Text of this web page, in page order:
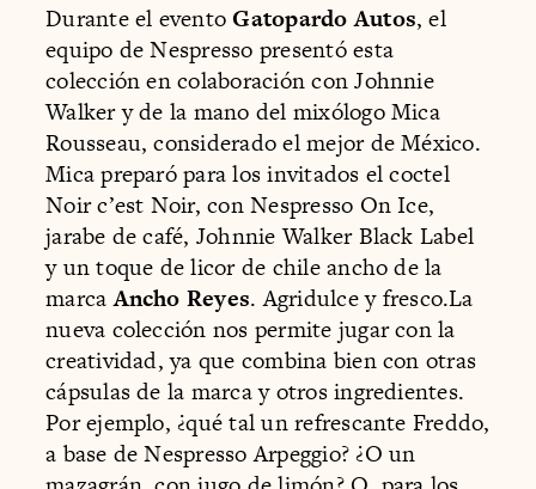
Durante el eventoGatopardo Autos, el
equipo de Nespresso presentó esta
colección en colaboración con Johnnie
Walker y de la mano del mixólogo Mica
Rousseau, considerado el mejor de México.
Mica preparó para los invitados el coctel
Noir c’est Noir, con Nespresso On Ice,
jarabe de café, Johnnie Walker Black Label
y un toque de licor de chile ancho de la
marcaAncho Reyes. Agridulce y fresco.La
nueva colección nos permite jugar con la
creatividad, ya que combina bien con otras
cápsulas de la marca y otros ingredientes.
Por ejemplo, ¿qué tal un refrescante Freddo,
a base de Nespresso Arpeggio? ¿O un